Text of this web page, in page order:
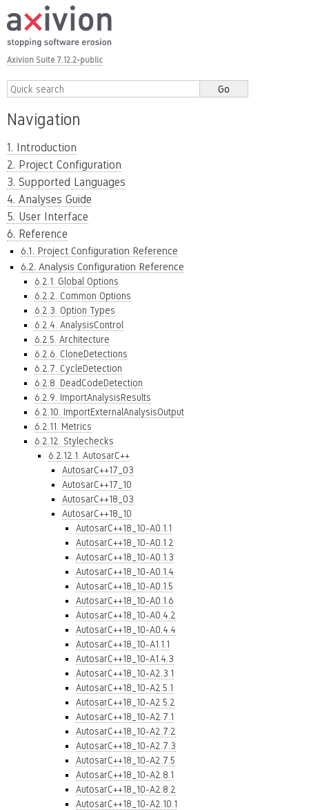
Axivion Suite 7.12.2-public
Navigation
1. Introduction
2. Project Configuration
3. Supported Languages
4. Analyses Guide
5. User Interface
6. Reference
6.1. Project Configuration Reference
6.2. Analysis Configuration Reference
6.2.1. Global Options
6.2.2. Common Options
6.2.3. Option Types
6.2.4. AnalysisControl
6.2.5. Architecture
6.2.6. CloneDetections
6.2.7. CycleDetection
6.2.8. DeadCodeDetection
6.2.9. ImportAnalysisResults
6.2.10. ImportExternalAnalysisOutput
6.2.11. Metrics
6.2.12. Stylechecks
6.2.12.1. AutosarC++
AutosarC++17_03
AutosarC++17_10
AutosarC++18_03
AutosarC++18_10
AutosarC++18_10-A0.1.1
AutosarC++18_10-A0.1.2
AutosarC++18_10-A0.1.3
AutosarC++18_10-A0.1.4
AutosarC++18_10-A0.1.5
AutosarC++18_10-A0.1.6
AutosarC++18_10-A0.4.2
AutosarC++18_10-A0.4.4
AutosarC++18_10-A1.1.1
AutosarC++18_10-A1.4.3
AutosarC++18_10-A2.3.1
AutosarC++18_10-A2.5.1
AutosarC++18_10-A2.5.2
AutosarC++18_10-A2.7.1
AutosarC++18_10-A2.7.2
AutosarC++18_10-A2.7.3
AutosarC++18_10-A2.7.5
AutosarC++18_10-A2.8.1
AutosarC++18_10-A2.8.2
AutosarC++18_10-A2.10.1